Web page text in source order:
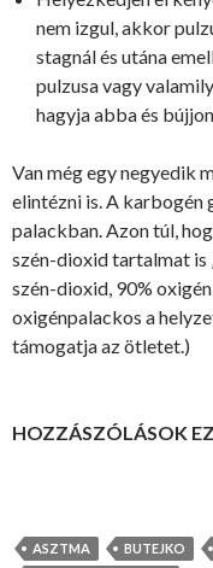
nem izgul, akkor
stagnál és utána
pulzusa vagy
hagyja abba és
Van még egy negyedik
elintézni is. A karbogén
palackban. Azon túl,
szén-dioxid tartalmat is
szén-dioxid, 90%
oxigénpalackos a
támogatja az ötletet.)
HOZZÁSZÓLÁSOK
ASZTMA BUTEJKO